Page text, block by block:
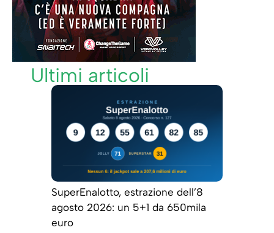
Ultimi articoli
SuperEnalotto, estrazione dell’8
agosto 2026: un 5+1 da 650mila
euro